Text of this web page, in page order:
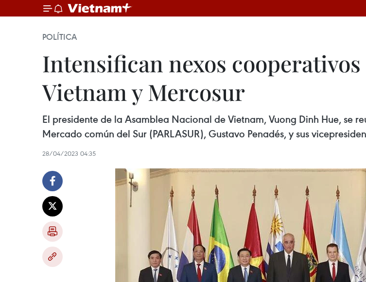
POLÍTICA
Intensifican nexos
Vietnam y Mercosur
El presidente de la Asamblea Nacional de Vietnam, Vuong Dinh Hue, se
Mercado común del Sur (PARLASUR), Gustavo Penadés, y sus
28/04/2023 04:35